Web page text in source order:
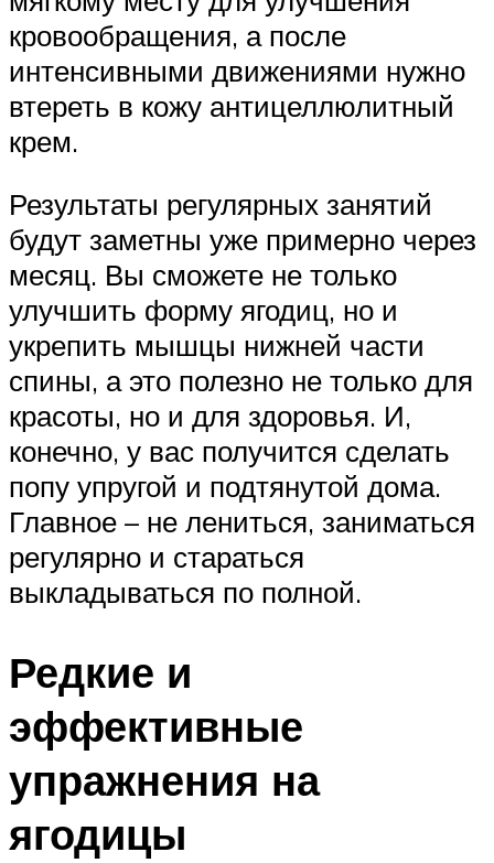
кровообращения, а после
интенсивными движениями нужно
втереть в кожу антицеллюлитный
крем.
Результаты регулярных занятий
будут заметны уже примерно через
месяц. Вы сможете не только
улучшить форму ягодиц, но и
укрепить мышцы нижней части
спины, а это полезно не только для
красоты, но и для здоровья. И,
конечно, у вас получится сделать
попу упругой и подтянутой дома.
Главное – не лениться, заниматься
регулярно и стараться
выкладываться по полной.
Редкие и
эффективные
упражнения на
ягодицы